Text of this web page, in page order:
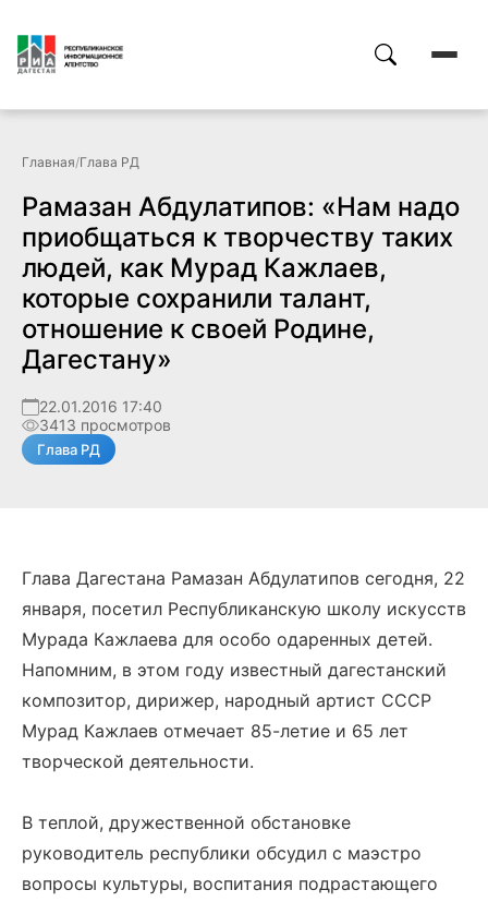
Главная/Глава РД
Рамазан Абдулатипов: «Нам надо
приобщаться к творчеству таких
людей, как Мурад Кажлаев,
которые сохранили талант,
отношение к своей Родине,
Дагестану»
22.01.2016 17:40
3413 просмотров
Глава РД
Глава Дагестана Рамазан Абдулатипов сегодня, 22
января, посетил Республиканскую школу искусств
Мурада Кажлаева для особо одаренных детей.
Напомним, в этом году известный дагестанский
композитор, дирижер, народный артист СССР
Мурад Кажлаев отмечает 85-летие и 65 лет
творческой деятельности.
В теплой, дружественной обстановке
руководитель республики обсудил с маэстро
вопросы культуры, воспитания подрастающего